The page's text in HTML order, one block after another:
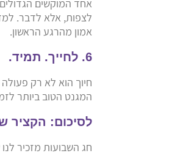
אחד המוקשים
לצפות, אלא לדבר.
אמון מהרגע הראשון.
6. לחייך. תמיד.
חיוך הוא לא רק
המגנט הטוב ביותר
לסיכום: הקציר
חג השבועות מזכיר